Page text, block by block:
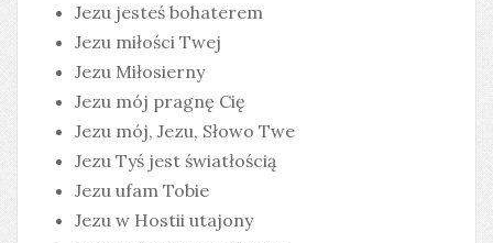
Jezu jesteś bohaterem
Jezu miłości Twej
Jezu Miłosierny
Jezu mój pragnę Cię
Jezu mój, Jezu, Słowo Twe
Jezu Tyś jest światłością
Jezu ufam Tobie
Jezu w Hostii utajony